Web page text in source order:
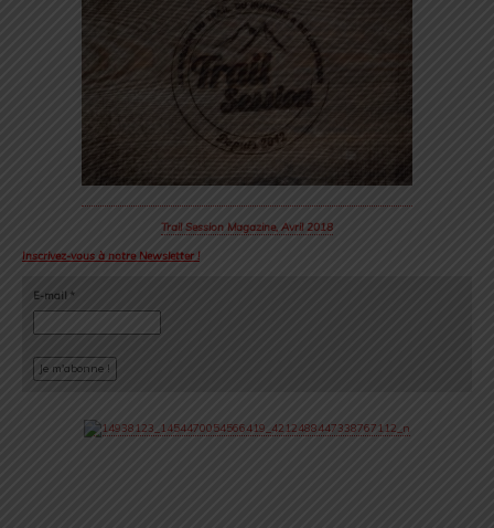
Trail Session Magazine, Avril 2018
Inscrivez-vous à notre Newsletter !
E-mail *